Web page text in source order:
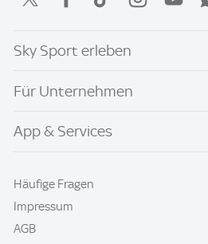
Sky Sport erleben
Für Unternehmen
App & Services
Häufige Fragen
Impressum
AGB